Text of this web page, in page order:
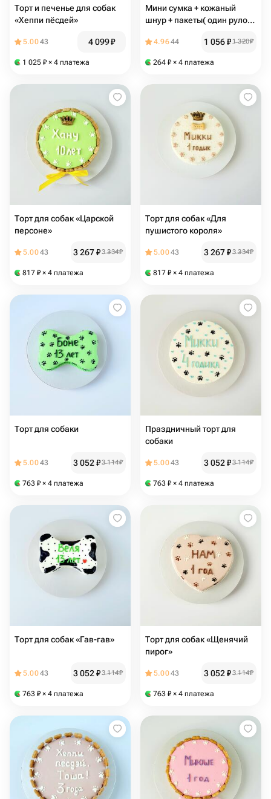
Торт и печенье для собак
«Хеппи пёсдей»
5.0043 4 099₽
1 025 ₽ × 4 платежа
Мини сумка + кожаный
шнур + пакеты( один рулон
4.9644 1 056₽1 320₽
264 ₽ × 4 платежа
Торт для собак «Царской
персоне»
5.0043 3 267₽3 334₽
817 ₽ × 4 платежа
Торт для собак «Для
пушистого короля»
5.0043 3 267₽3 334₽
817 ₽ × 4 платежа
Торт для собаки
5.0043 3 052₽3 114₽
763 ₽ × 4 платежа
Праздничный торт для
собаки
5.0043 3 052₽3 114₽
763 ₽ × 4 платежа
Торт для собак «Гав-гав»
5.0043 3 052₽3 114₽
763 ₽ × 4 платежа
Торт для собак «Щенячий
пирог»
5.0043 3 052₽3 114₽
763 ₽ × 4 платежа